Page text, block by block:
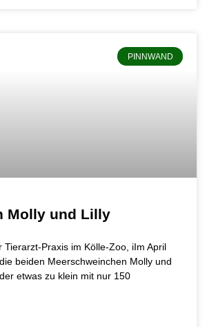
PINNWAND
Molly und Lilly
Tierarzt-Praxis im Kölle-Zoo, iIm April
beiden Meerschweinchen Molly und
etwas zu klein mit nur 150